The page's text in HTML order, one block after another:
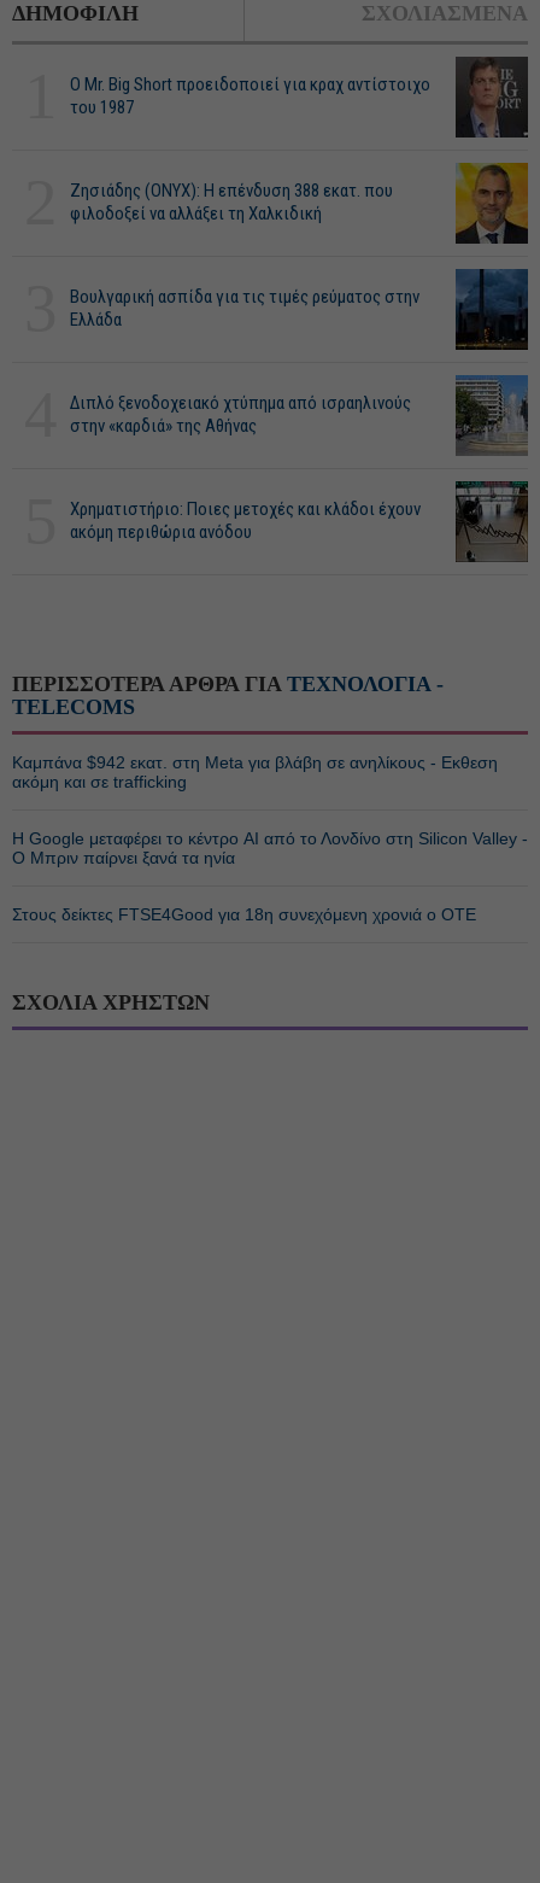
ΔΗΜΟΦΙΛΗ ΣΧΟΛΙΑΣΜΕΝΑ
O Mr. Big Short προειδοποιεί για κραχ αντίστοιχο
του 1987
Ζησιάδης (ONYX): Η επένδυση 388 εκατ. που
φιλοδοξεί να αλλάξει τη Χαλκιδική
Βουλγαρική ασπίδα για τις τιμές ρεύματος στην
Ελλάδα
Διπλό ξενοδοχειακό χτύπημα από ισραηλινούς
στην «καρδιά» της Αθήνας
Χρηματιστήριο: Ποιες μετοχές και κλάδοι έχουν
ακόμη περιθώρια ανόδου
ΠΕΡΙΣΣΟΤΕΡΑ ΑΡΘΡΑ ΓΙΑ ΤΕΧΝΟΛΟΓΙΑ -
TELECOMS
Καμπάνα $942 εκατ. στη Meta για βλάβη σε ανηλίκους - Εκθεση
ακόμη και σε trafficking
Η Google μεταφέρει το κέντρο AI από το Λονδίνο στη Silicon Valley -
Ο Μπριν παίρνει ξανά τα ηνία
Στους δείκτες FTSE4Good για 18η συνεχόμενη χρονιά ο ΟΤΕ
ΣΧΟΛΙΑ ΧΡΗΣΤΩΝ